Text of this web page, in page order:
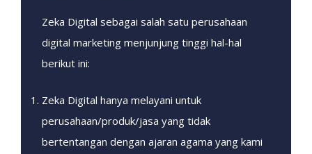
Zeka Digital sebagai salah satu perusahaan
digital marketing menjunjung tinggi hal-hal
berikut ini:
Zeka Digital hanya melayani untuk
perusahaan/produk/jasa yang tidak
bertentangan dengan ajaran agama yang kami